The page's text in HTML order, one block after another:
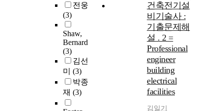
전웅
(3)
Shaw,
Bernard
(3)
김선
미 (3)
박종
재 (3)
건축전기설
비기술사 :
기출문제해
설 . 2 =
Professional
engineer
building
electrical
facilities
김일기